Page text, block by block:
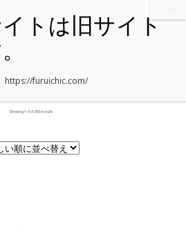
Showing 1–9 of 355 results
https://furuichic.com/